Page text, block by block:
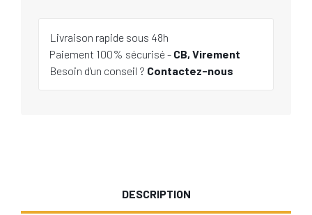
Livraison rapide sous 48h
Paiement 100% sécurisé - CB, Virement
Besoin d'un conseil ? Contactez-nous
DESCRIPTION